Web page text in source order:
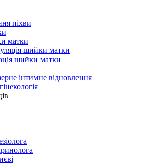
піхви
матки
шийки матки
шийки матки
інтимне відновлення